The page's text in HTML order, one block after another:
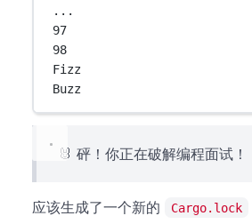
...
97
98
Fizz
Buzz
🐰 砰！你正在破解编程面试！
应该生成了一个新的 Cargo.lock